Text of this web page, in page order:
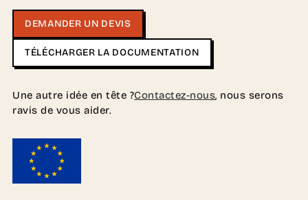
DEMANDER UN DEVIS
TÉLÉCHARGER LA DOCUMENTATION
Une autre idée en tête ?Contactez-nous, nous serons
ravis de vous aider.